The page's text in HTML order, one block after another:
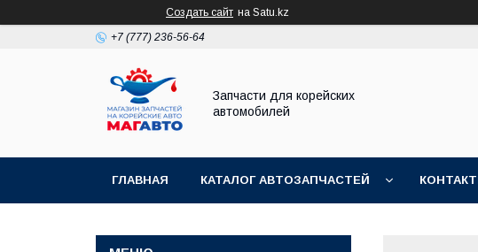
Создать сайт на Satu.kz
+7 (777) 236-56-64
Запчасти для корейских
автомобилей
ГЛАВНАЯ КАТАЛОГ АВТОЗАПЧАСТЕЙ